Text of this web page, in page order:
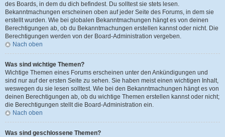
des Boards, in dem du dich befindest. Du solltest sie stets lesen.
Bekanntmachungen erscheinen oben auf jeder Seite des Forums, in dem sie
erstellt wurden. Wie bei globalen Bekanntmachungen hängt es von deinen
Berechtigungen ab, ob du Bekanntmachungen erstellen kannst oder nicht. Die
Berechtigungen werden von der Board-Administration vergeben.
Nach oben
Was sind wichtige Themen?
Wichtige Themen eines Forums erscheinen unter den Ankündigungen und
sind nur auf der ersten Seite zu sehen. Sie haben meist einen wichtigen Inhalt,
weswegen du sie lesen solltest. Wie bei den Bekanntmachungen hängt es von
deinen Berechtigungen ab, ob du wichtige Themen erstellen kannst oder nicht;
die Berechtigungen stellt die Board-Administration ein.
Nach oben
Was sind geschlossene Themen?